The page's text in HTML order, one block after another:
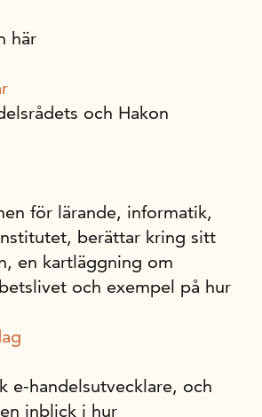
här
och Hakon
för lärande, informatik,
berättar kring sitt
en kartläggning om
och exempel på hur
e-handelsutvecklare, och
inblick i hur